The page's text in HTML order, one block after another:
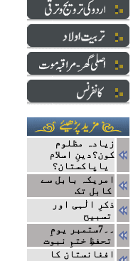
زیادہ مظلوم
کون؟دینِ اسلام
امریکہ بابل سے
کابل تک
ذکرِ الٰہی اور
تسبیح
۔۔7ستمبر یومِ
تحفظِ ختمِ نبوت
افغانستان کا